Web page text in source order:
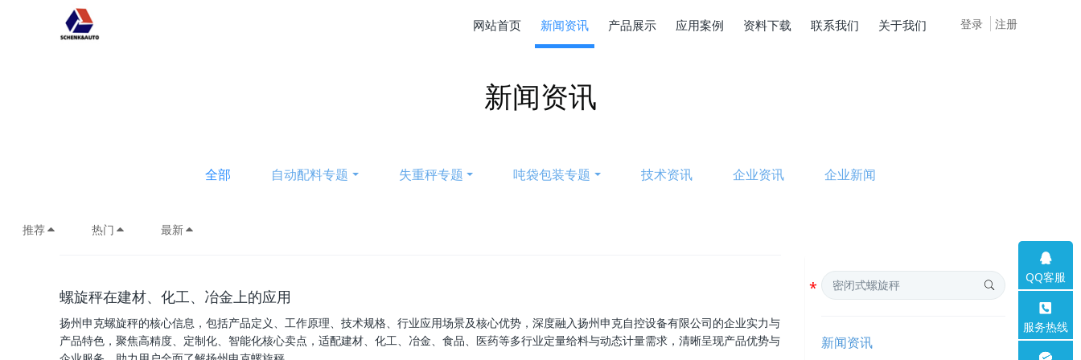
登录 注册
网站首页 新闻资讯 产品展示 应用案例 资料下载 联系我们 关于我们
新闻资讯
全部 自动配料专题 失重秤专题 吨袋包装专题 技术资讯 企业资讯 企业新闻
推荐 热门 最新
螺旋秤在建材、化工、冶金上的应用
扬州申克螺旋秤的核心信息，包括产品定义、工作原理、技术规格、行业应用场景及核心优势，深度融入扬州申克自控设备有限公司的企业实力与
产品特色，聚焦高精度、定制化、智能化核心卖点，适配建材、化工、冶金、食品、医药等多行业定量给料与动态计量需求，清晰呈现产品优势与
新闻资讯
QQ客服
服务热线